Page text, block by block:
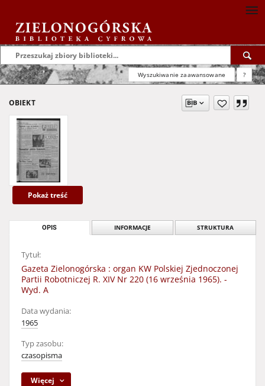
Wyszukiwanie zaawansowane ?
OBIEKT
Pokaż treść
OPIS INFORMACJE STRUKTURA
Tytuł:
Gazeta Zielonogórska : organ KW Polskiej Zjednoczonej
Partii Robotniczej R. XIV Nr 220 (16 września 1965). -
Wyd. A
Data wydania:
1965
Typ zasobu:
czasopisma
Więcej